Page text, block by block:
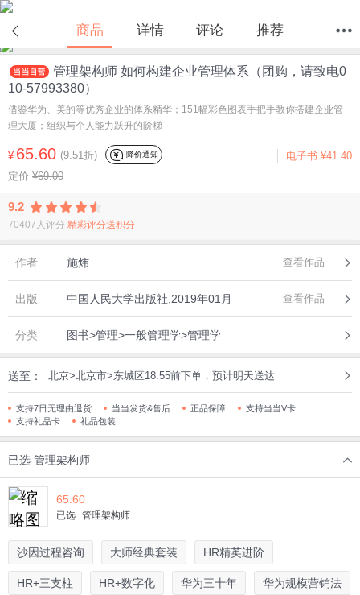
商品 详情 评论 推荐
首页 分类 值得买 购物车 我的当当
管理架构师 如何构建企业管理体系（团购，请致电0
10-57993380）
借鉴华为、美的等优秀企业的体系精华；151幅彩色图表手把手教你搭建企业管
理大厦；组织与个人能力跃升的阶梯
¥ 65.60 (9.51折) 降价通知 电子书 ¥41.40
定价 ¥69.00
9.2
70407人评分 精彩评分送积分
作者 施炜 查看作品
出版 中国人民大学出版社,2019年01月 查看作品
分类 图书>管理>一般管理学>管理学
送至： 北京>北京市>东城区18:55前下单，预计明天送达
支持7日无理由退货 当当发货&售后 正品保障
支持当当V卡
支持礼品卡
礼品包装
已选 管理架构师
65.60
已选 管理架构师
沙因过程咨询 大师经典套装 HR精英进阶
HR+三支柱 HR+数字化 华为三十年 华为规模营销法